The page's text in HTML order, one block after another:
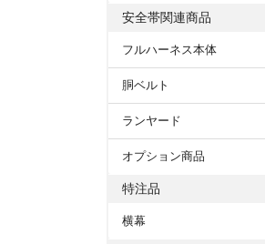
安全帯関連商品
フルハーネス本体
胴ベルト
ランヤード
オプション商品
特注品
横幕